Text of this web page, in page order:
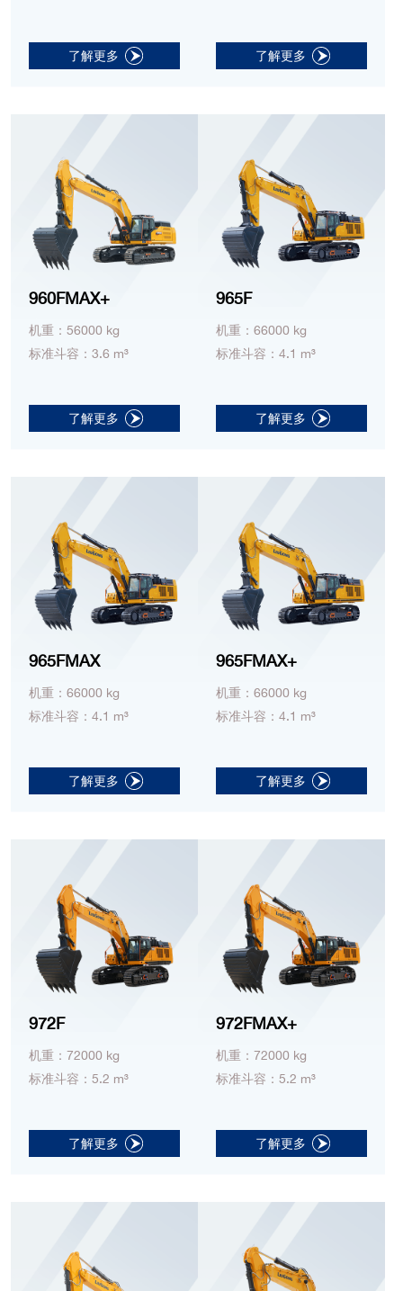
了解更多 了解更多
960FMAX+
机重：56000 kg
标准斗容：3.6 m³
了解更多
965F
机重：66000 kg
标准斗容：4.1 m³
了解更多
965FMAX
机重：66000 kg
标准斗容：4.1 m³
了解更多
965FMAX+
机重：66000 kg
标准斗容：4.1 m³
了解更多
972F
机重：72000 kg
标准斗容：5.2 m³
了解更多
972FMAX+
机重：72000 kg
标准斗容：5.2 m³
了解更多